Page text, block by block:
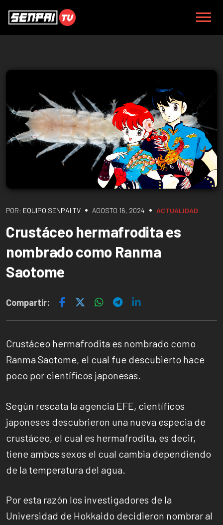
POR: EQUIPO SENPAI TV • AGOSTO 16, 2024 • ACTUALIDAD
Crustáceo hermafrodita es
nombrado como Ranma
Saotome
Compartir:
Crustáceo hermafrodita es nombrado como
Ranma Saotome, el cual fue descubierto hace
poco por científicos japonesas.
Según rescata la agencia EFE, científicos
japoneses descubrieron una nueva especia de
crustáceo, el cual es hermafrodita, es decir,
tiene ambos sexos el cual cambia dependiendo
de la temperatura del agua.
Por esta razón los investigadores de la
Universidad de Hokkaido decidieron nombrar al